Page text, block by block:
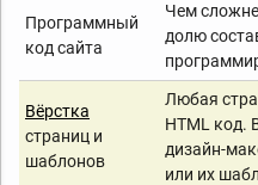
Программный
код сайта
Чем
долю
Вёрстка
страниц и
шаблонов
Любая
HTML код.
дизайн-
или их